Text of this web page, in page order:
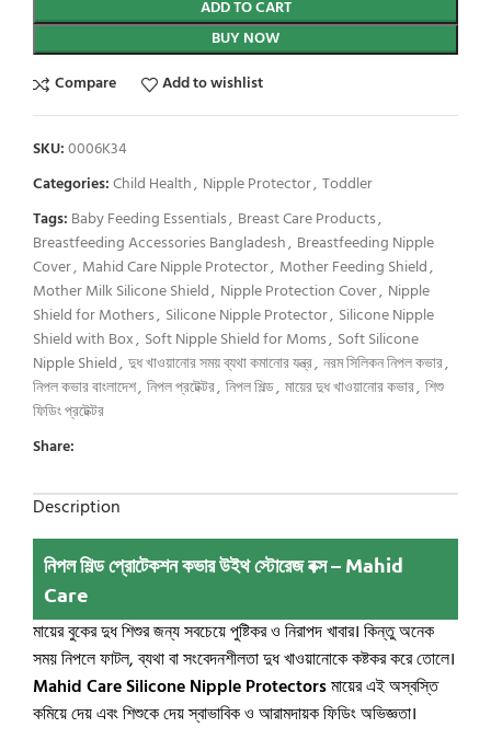
ADD TO CART
BUY NOW
Compare
Add to wishlist
SKU:0006K34
Categories:Child Health, Nipple Protector, Toddler
Tags: Baby Feeding Essentials, Breast Care Products,
Breastfeeding Accessories Bangladesh, Breastfeeding Nipple
Cover, Mahid Care Nipple Protector, Mother Feeding Shield,
Mother Milk Silicone Shield, Nipple Protection Cover, Nipple
Shield for Mothers, Silicone Nipple Protector, Silicone Nipple
Shield with Box, Soft Nipple Shield for Moms, Soft Silicone
Nipple Shield, দুধ খাওয়ানোর সময় ব্যথা কমানোর যন্ত্র, নরম সিলিকন নিপল কভার,
নিপল কভার বাংলাদেশ, নিপল প্রটেক্টর, নিপল শিল্ড, মায়ের দুধ খাওয়ানোর কভার, শিশু
ফিডিং প্রটেক্টর
Share:
Description
নিপল শিল্ড প্রোটেকশন কভার উইথ স্টোরেজ বক্স – Mahid
Care
মায়ের বুকের দুধ শিশুর জন্য সবচেয়ে পুষ্টিকর ও নিরাপদ খাবার। কিন্তু অনেক
সময় নিপলে ফাটল, ব্যথা বা সংবেদনশীলতা দুধ খাওয়ানোকে কষ্টকর করে তোলে।
Mahid Care Silicone Nipple Protectorsমায়ের এই অস্বস্তি
কমিয়ে দেয় এবং শিশুকে দেয় স্বাভাবিক ও আরামদায়ক ফিডিং অভিজ্ঞতা।